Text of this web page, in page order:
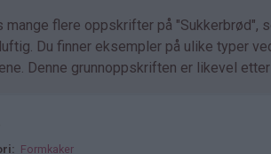
mange flere oppskrifter på "Sukkerbrød",
Du finner eksempler på ulike typer
Denne grunnoppskriften er likevel
Formkaker